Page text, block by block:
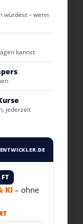
würdest – wenn
kannst
jederzeit
KI – ohne